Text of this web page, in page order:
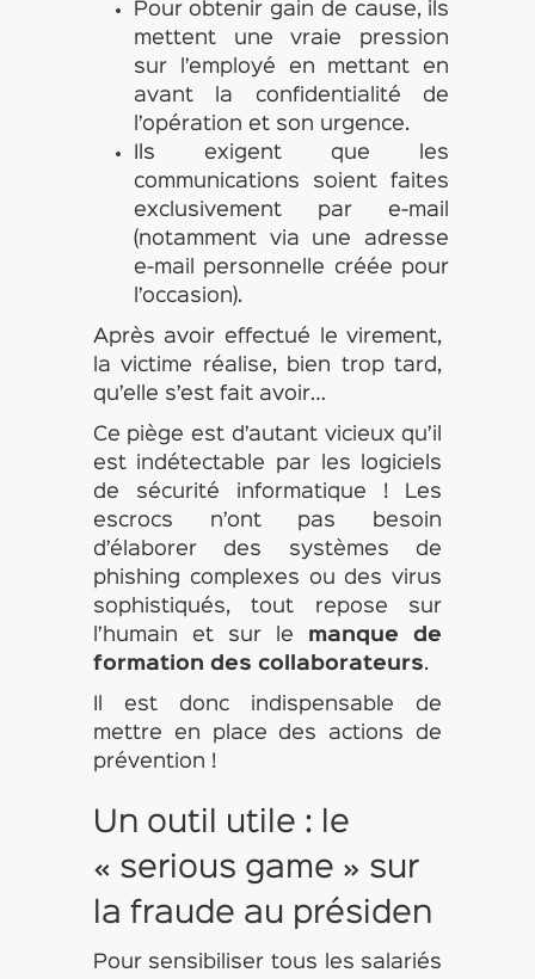
Pour obtenir gain de cause, ils
mettent une vraie pression
sur l’employé en mettant en
avant la confidentialité de
l’opération et son urgence.
Ils exigent que les
communications soient faites
exclusivement par e-mail
(notamment via une adresse
e-mail personnelle créée pour
l’occasion).
Après avoir effectué le virement,
la victime réalise, bien trop tard,
qu’elle s’est fait avoir…
Ce piège est d’autant vicieux qu’il
est indétectable par les logiciels
de sécurité informatique ! Les
escrocs n’ont pas besoin
d’élaborer des systèmes de
phishing complexes ou des virus
sophistiqués, tout repose sur
l’humain et sur le manque de
formation des collaborateurs.
Il est donc indispensable de
mettre en place des actions de
prévention !
Un outil utile : le
« serious game » sur
la fraude au présiden
Pour sensibiliser tous les salariés